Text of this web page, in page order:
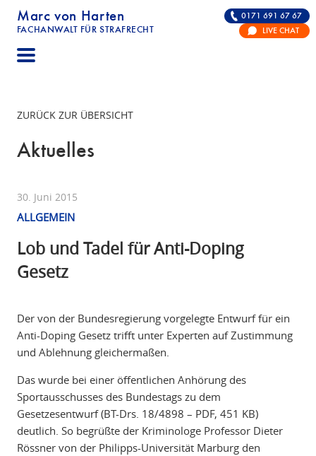
Marc von Harten
FACHANWALT FÜR STRAFRECHT
STRAFRECHT | RECHTSANWALT FÜR DIE
0171 691 67 67
LIVE CHAT
ZURÜCK ZUR ÜBERSICHT
Aktuelles
30. Juni 2015
ALLGEMEIN
Lob und Tadel für Anti-Doping
Gesetz
Der von der Bundesregierung vorgelegte Entwurf für ein
Anti-Doping Gesetz trifft unter Experten auf Zustimmung
und Ablehnung gleichermaßen.
Das wurde bei einer öffentlichen Anhörung des
Sportausschusses des Bundestags zu dem
Gesetzesentwurf (BT-Drs. 18/4898 – PDF, 451 KB)
deutlich. So begrüßte der Kriminologe Professor Dieter
Rössner von der Philipps-Universität Marburg den